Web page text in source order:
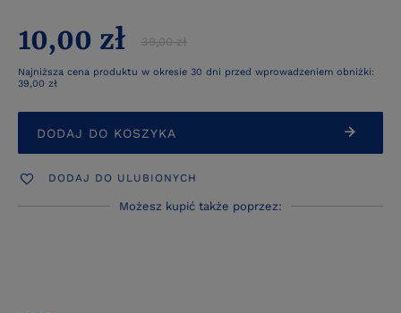
10,00 zł 39,00 zł
Najniższa cena produktu w okresie 30 dni przed wprowadzeniem obniżki:
39,00 zł
DODAJ DO KOSZYKA
DODAJ DO ULUBIONYCH
Możesz kupić także poprzez: